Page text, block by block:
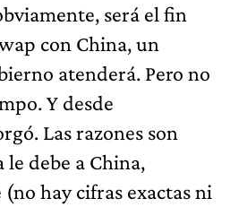
será el fin
con China, un
atenderá. Pero no
Y desde
Las razones son
debe a China,
hay cifras exactas ni